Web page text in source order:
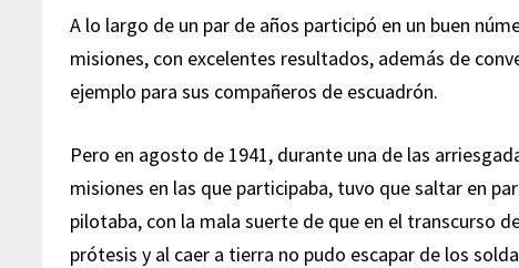
A lo largo de un par de años participó en un buen
misiones, con excelentes resultados, además de
ejemplo para sus compañeros de escuadrón.
Pero en agosto de 1941, durante una de las
misiones en las que participaba, tuvo que saltar en
pilotaba, con la mala suerte de que en el transcurso
prótesis y al caer a tierra no pudo escapar de los